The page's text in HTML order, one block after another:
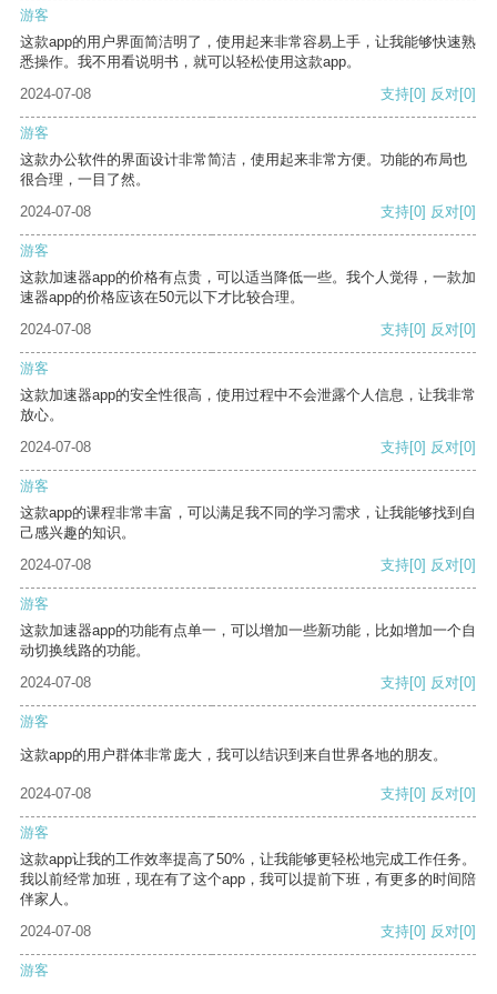
游客
这款app的用户界面简洁明了，使用起来非常容易上手，让我能够快速熟
悉操作。我不用看说明书，就可以轻松使用这款app。
2024-07-08
支持[0] 反对[0]
游客
这款办公软件的界面设计非常简洁，使用起来非常方便。功能的布局也
很合理，一目了然。
2024-07-08
支持[0] 反对[0]
游客
这款加速器app的价格有点贵，可以适当降低一些。我个人觉得，一款加
速器app的价格应该在50元以下才比较合理。
2024-07-08
支持[0] 反对[0]
游客
这款加速器app的安全性很高，使用过程中不会泄露个人信息，让我非常
放心。
2024-07-08
支持[0] 反对[0]
游客
这款app的课程非常丰富，可以满足我不同的学习需求，让我能够找到自
己感兴趣的知识。
2024-07-08
支持[0] 反对[0]
游客
这款加速器app的功能有点单一，可以增加一些新功能，比如增加一个自
动切换线路的功能。
2024-07-08
支持[0] 反对[0]
游客
这款app的用户群体非常庞大，我可以结识到来自世界各地的朋友。
2024-07-08 支持[0] 反对[0]
游客
这款app让我的工作效率提高了50%，让我能够更轻松地完成工作任务。
我以前经常加班，现在有了这个app，我可以提前下班，有更多的时间陪
伴家人。
2024-07-08
支持[0] 反对[0]
游客